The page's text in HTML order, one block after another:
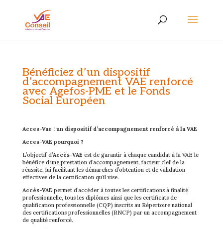
Bénéficiez d’un dispositif
d’accompagnement VAE renforcé
avec Agefos-PME et le Fonds
Social Européen
Acces-Vae : un dispositif d’accompagnement renforcé à la VAE
Acces-VAE pourquoi ?
L’objectif d’Accès-VAE est de garantir à chaque candidat à la VAE le
bénéfice d’une prestation d’accompagnement, facteur clef de la
réussite, lui facilitant les démarches d’obtention et de validation
effectives de la certification qu’il vise.
Accès-VAE permet d’accéder à toutes les certifications à finalité
professionnelle, tous les diplômes ainsi que les certificats de
qualification professionnelle (CQP) inscrits au Répertoire national
des certifications professionnelles (RNCP) par un accompagnement
de qualité renforcé.